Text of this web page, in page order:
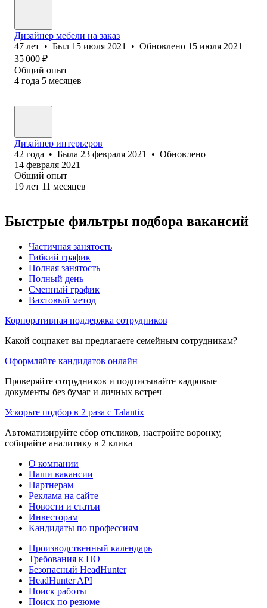
Дизайнер мебели на заказ
47 лет • Был 15 июля 2021 • Обновлено 15 июля 2021
35 000 ₽
Общий опыт
4 года 5 месяцев
Дизайнер интерьеров
42 года • Была 23 февраля 2021 • Обновлено
14 февраля 2021
Общий опыт
19 лет 11 месяцев
Быстрые фильтры подбора вакансий
Частичная занятость
Гибкий график
Полная занятость
Полный день
Сменный график
Вахтовый метод
Корпоративная поддержка сотрудников
Какой соцпакет вы предлагаете семейным сотрудникам?
Оформляйте кандидатов онлайн
Проверяйте сотрудников и подписывайте кадровые
документы без бумаг и личных встреч
Ускорьте подбор в 2 раза с Talantix
Автоматизируйте сбор откликов, настройте воронку,
собирайте аналитику в 2 клика
О компании
Наши вакансии
Партнерам
Реклама на сайте
Новости и статьи
Инвесторам
Кандидаты по профессиям
Производственный календарь
Требования к ПО
Безопасный HeadHunter
HeadHunter API
Поиск работы
Поиск по резюме